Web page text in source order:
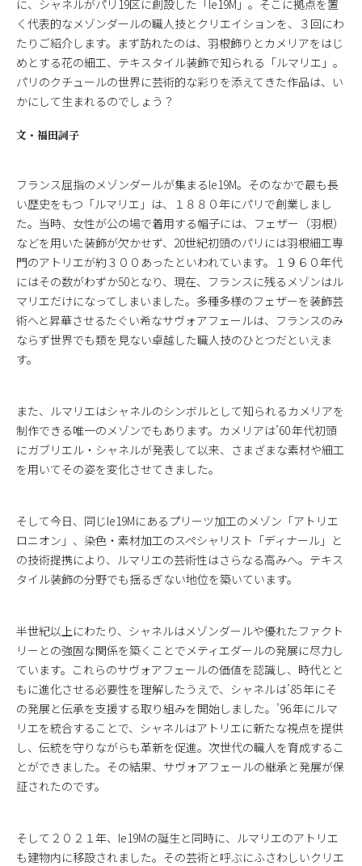
に、シャネルがパリ19区に創設した「le19M」。そこに拠点を置
く代表的なメゾンダールの職人技とクリエイションを、３回にわ
たりご紹介します。まず訪れたのは、羽根飾りとカメリアをはじ
めとする花の細工、テキスタイル装飾で知られる「ルマリエ」。
パリのクチュールの世界に芸術的な彩りを添えてきた作品は、い
かにして生まれるのでしょう？
文・ 福田詞子
フランス屈指のメゾンダールが集まるle19M。そのなかで最も長
い歴史をもつ「ルマリエ」は、１８８０年にパリで創業しまし
た。当時、女性が公の場で着用する帽子には、フェザー（羽根）
などを用いた装飾が欠かせず、20世紀初頭のパリには羽根細工専
門のアトリエが約３００あったといわれています。１９６０年代
にはその数がわずか50となり、現在、フランスに残るメゾンはル
マリエだけになってしまいました。多種多様のフェザーを装飾芸
術へと昇華させるたぐい希なサヴォアフェールは、フランスのみ
ならず世界でも類を見ない卓越した職人技のひとつだといえま
す。
また、ルマリエはシャネルのシンボルとして知られるカメリアを
制作できる唯一のメゾンでもあります。カメリアは’60 年代初頭
にガブリエル・シャネルが発表して以来、さまざまな素材や細工
を用いてその姿を変化させてきました。
そして今日、同じle19Mにあるプリーツ加工のメゾン「アトリエ
ロニオン」、染色・素材加工のスペシャリスト「ディナール」と
の技術提携により、ルマリエの芸術性はさらなる高みへ。テキス
タイル装飾の分野でも揺るぎない地位を築いています。
半世紀以上にわたり、シャネルはメゾンダールや優れたファクト
リーとの強固な関係を築くことでメティエダールの発展に尽力し
ています。これらのサヴォアフェールの価値を認識し、時代とと
もに進化させる必要性を理解したうえで、シャネルは’85 年にそ
の発展と伝承を支援する取り組みを開始しました。’96 年にルマ
リエを統合することで、シャネルはアトリエに新たな視点を提供
し、伝統を守りながらも革新を促進。次世代の職人を育成するこ
とができました。その結果、サヴォアフェールの継承と発展が保
証されたのです。
そして２０２１年、 le19Mの誕生と同時に、ルマリエのアトリエ
も建物内に移設されました。その芸術と呼ぶにふさわしいクリエ